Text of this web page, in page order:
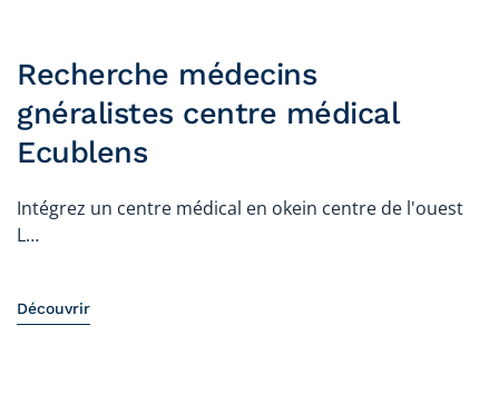
Recherche médecins
gnéralistes centre médical
Ecublens
Intégrez un centre médical en okein centre de l'ouest
L…
Découvrir